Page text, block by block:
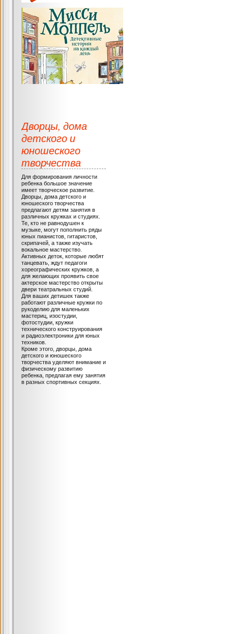
Дворцы, дома
детского и
юношеского
творчества
Для формирования личности
ребенка большое значение
имеет творческое развитие.
Дворцы, дома детского и
юношеского творчества
предлагают детям занятия в
различных кружках и студиях.
Те, кто не равнодушен к
музыке, могут пополнить ряды
юных пианистов, гитаристов,
скрипачей, а также изучать
вокальное мастерство.
Активных деток, которые любят
танцевать, ждут педагоги
хореографических кружков, а
для желающих проявить свое
актерское мастерство открыты
двери театральных студий.
Для ваших детишек также
работают различные кружки по
рукоделию для маленьких
мастериц, изостудии,
фотостудии, кружки
технического конструирования
и радиоэлектроники для юных
техников.
Кроме этого, дворцы, дома
детского и юношеского
творчества уделяют внимание и
физическому развитию
ребенка, предлагая ему занятия
в разных спортивных секциях.